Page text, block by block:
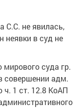
С.С. не явилась,
неявки в суд не
суда гр.
совершении адм.
ч. 1 ст. 12.8 КоАП